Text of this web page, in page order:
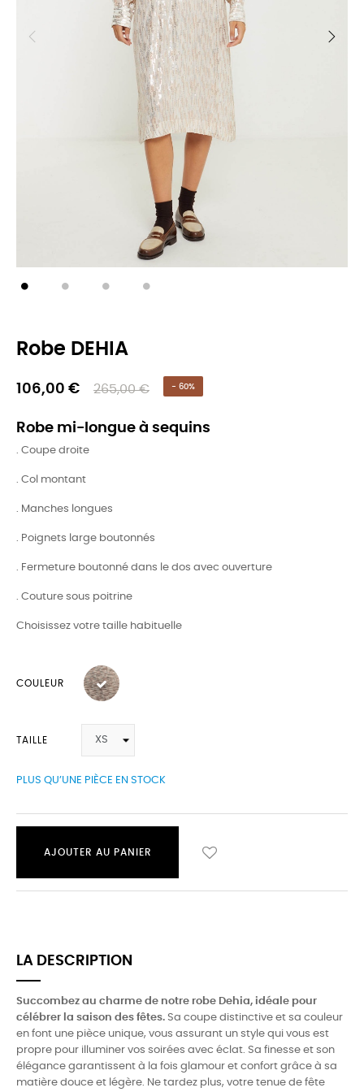
Robe DEHIA
106,00 € 265,00 € - 60%
Robe mi-longue à sequins
. Coupe droite
. Col montant
. Manches longues
. Poignets large boutonnés
. Fermeture boutonné dans le dos avec ouverture
. Couture sous poitrine
Choisissez votre taille habituelle
COULEUR
TAILLE
PLUS QU’UNE PIÈCE EN STOCK
AJOUTER AU PANIER
LA DESCRIPTION
Succombez au charme de notre robe Dehia, idéale pour
célébrer la saison des fêtes. Sa coupe distinctive et sa couleur
en font une pièce unique, vous assurant un style qui vous est
propre pour illuminer vos soirées avec éclat. Sa finesse et son
élégance garantissent à la fois glamour et confort grâce à sa
matière douce et légère. Ne tardez plus, votre tenue de fête